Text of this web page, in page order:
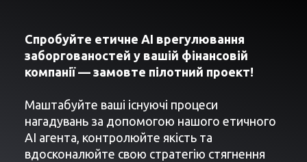
Спробуйте етичне AI врегулювання
заборгованостей у вашій фінансовій
компанії — замовте пілотний проект!
Маштабуйте ваші існуючі процеси
нагадувань за допомогою нашого етичного
AI агента, контролюйте якість та
вдосконалюйте свою стратегію стягнення